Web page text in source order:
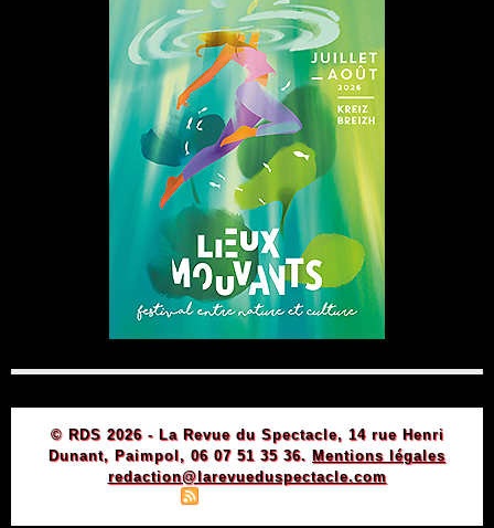
© RDS 2026 - La Revue du Spectacle, 14 rue Henri
Dunant, Paimpol, 06 07 51 35 36. Mentions légales
redaction@larevueduspectacle.com